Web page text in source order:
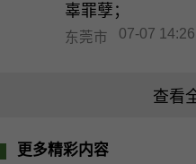
辜罪孽；
东莞市 07-07 14:26
查看
更多精彩内容